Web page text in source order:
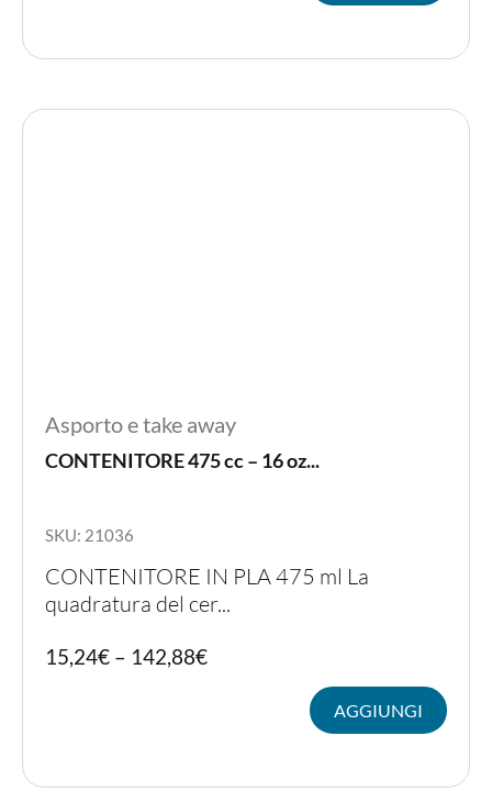
scelte
Asporto e take away
CONTENITORE 475 cc – 16 oz...
SKU: 21036
CONTENITORE IN PLA 475 ml La
quadratura del cer...
15,24€ – 142,88€
AGGIUNGI
ha
più